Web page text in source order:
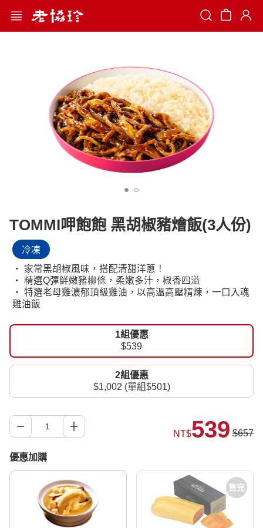
Search
TOMMI呷飽飽 黑胡椒豬燴飯(3人份)
冷凍
‧ 家常黑胡椒風味，搭配清甜洋蔥！
‧ 精選Q彈鮮嫩豬柳條，柔嫩多汁，椒香四溢
‧ 特選老母雞濃郁頂級雞油，以高溫高壓精煉，一口入魂
雞油飯
1組優惠
$539
2組優惠
$1,002 (單組$501)
NT$539 $657
優惠加購
售完